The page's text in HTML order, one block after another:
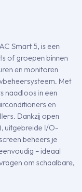
Smart 5, is een
of groepen binnen
en monitoren
Met
naadloos in een
en
Dankzij open
uitgebreide I/O-
beheers je
– ideaal
om schaalbare,